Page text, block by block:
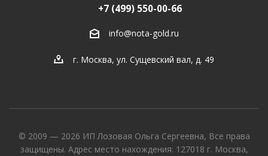
+7 (499) 550-00-66
info@nota-gold.ru
г. Москва, ул. Сущевский вал, д. 49
© 2009 — 2026 ИП Лозовая Ольга Сергеевна, Все права
защищены. Адрес место нахождения: 127018 г. Москва,